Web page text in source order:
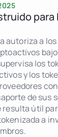
para
autoriza a
bajo
los
y los
de sus
resulta útil
a